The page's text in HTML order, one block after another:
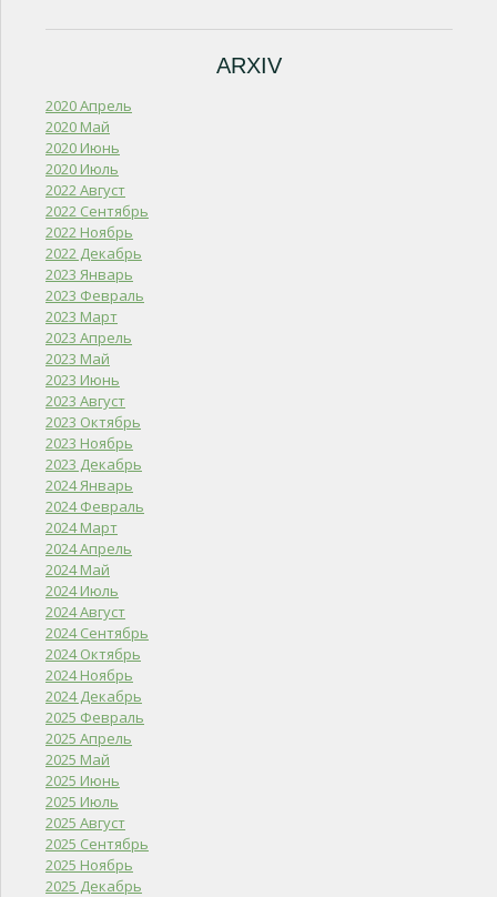
ARXIV
2020 Апрель
2020 Май
2020 Июнь
2020 Июль
2022 Август
2022 Сентябрь
2022 Ноябрь
2022 Декабрь
2023 Январь
2023 Февраль
2023 Март
2023 Апрель
2023 Май
2023 Июнь
2023 Август
2023 Октябрь
2023 Ноябрь
2023 Декабрь
2024 Январь
2024 Февраль
2024 Март
2024 Апрель
2024 Май
2024 Июль
2024 Август
2024 Сентябрь
2024 Октябрь
2024 Ноябрь
2024 Декабрь
2025 Февраль
2025 Апрель
2025 Май
2025 Июнь
2025 Июль
2025 Август
2025 Сентябрь
2025 Ноябрь
2025 Декабрь